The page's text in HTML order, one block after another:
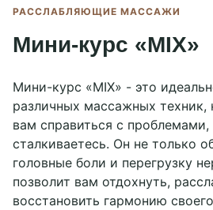
Сауна
Спа для двоих
Спа для женщин
Спа программы
Мастера
Акции
О салоне
Отзывы
Мастера
Контакты
+7 4852 60-78-65
callcenter@chillspa.ru
РАССЛАБЛЯЮЩИЕ МАССАЖИ
Мини-курс «MIX»
Мини-курс «MIX» - это
различных массажных техник,
вам справиться с
сталкиваетесь. Он не только
головные боли и перегрузку
позволит вам отдохнуть,
восстановить гармонию